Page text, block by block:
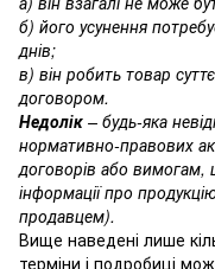
б) його усунення
днів;
в) він робить товар
договором.
Недолік – будь-яка
нормативно-правових
договорів або вимогам,
інформації про
продавцем).
Вище наведені лише
терміни і подробиці